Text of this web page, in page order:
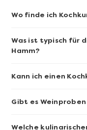
Wo finde ich
Was ist typisch für
Hamm?
Kann ich einen
Gibt es
Welche